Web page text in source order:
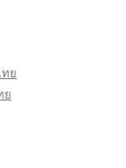
ทย
ย